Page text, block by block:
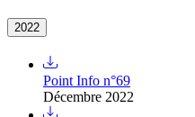
2022
Point Info n°69
Décembre 2022